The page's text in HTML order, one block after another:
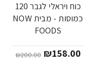
כוח ויראלי לגבר 120
כמוסות - מבית NOW
FOODS
₪158.00
₪200.00